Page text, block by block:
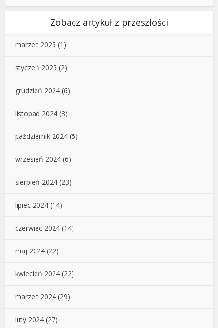
Zobacz artykuł z przeszłości
marzec 2025 (1)
styczeń 2025 (2)
grudzień 2024 (6)
listopad 2024 (3)
październik 2024 (5)
wrzesień 2024 (6)
sierpień 2024 (23)
lipiec 2024 (14)
czerwiec 2024 (14)
maj 2024 (22)
kwiecień 2024 (22)
marzec 2024 (29)
luty 2024 (27)